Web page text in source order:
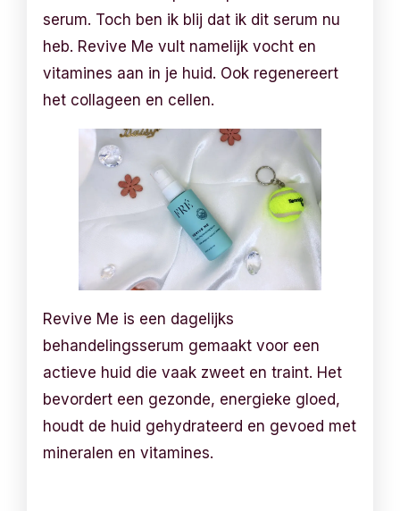
serum. Toch ben ik blij dat ik dit serum nu
heb. Revive Me vult namelijk vocht en
vitamines aan in je huid. Ook regenereert
het collageen en cellen.
Revive Me is een dagelijks
behandelingsserum gemaakt voor een
actieve huid die vaak zweet en traint. Het
bevordert een gezonde, energieke gloed,
houdt de huid gehydrateerd en gevoed met
mineralen en vitamines.